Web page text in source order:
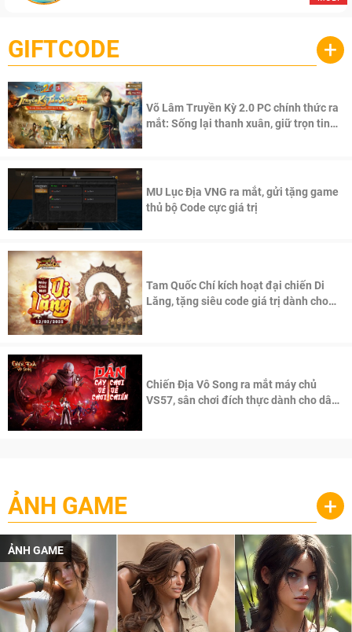
GIFTCODE +
Võ Lâm Truyền Kỳ 2.0 PC chính thức ra
mắt: Sống lại thanh xuân, giữ trọn tinh
MU Lục Địa VNG ra mắt, gửi tặng game
thủ bộ Code cực giá trị
Tam Quốc Chí kích hoạt đại chiến Di
Lăng, tặng siêu code giá trị dành cho
Chiến Địa Vô Song ra mắt máy chủ
VS57, sân chơi đích thực dành cho dân
ẢNH GAME +
ẢNH GAME